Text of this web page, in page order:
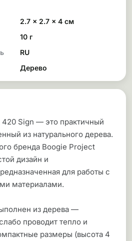
2.7 × 2.7 × 4 см
10 г
RU
Дерево
Sign — это практичный
из натурального дерева.
бренда Boogie Project
дизайн и
для работы с
материалами.
из дерева —
проводит тепло и
размеры (высота 4